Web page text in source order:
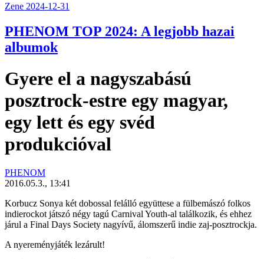
Zene 2024-12-31
PHENOM TOP 2024: A legjobb hazai
albumok
Gyere el a nagyszabású
posztrock-estre egy magyar,
egy lett és egy svéd
produkcióval
PHENOM
2016.05.3., 13:41
Korbucz Sonya két dobossal felálló együttese a fülbemászó folkos
indierockot játszó négy tagú Carnival Youth-al találkozik, és ehhez
járul a Final Days Society nagyívű, álomszerű indie zaj-posztrockja.
A nyereményjáték lezárult!